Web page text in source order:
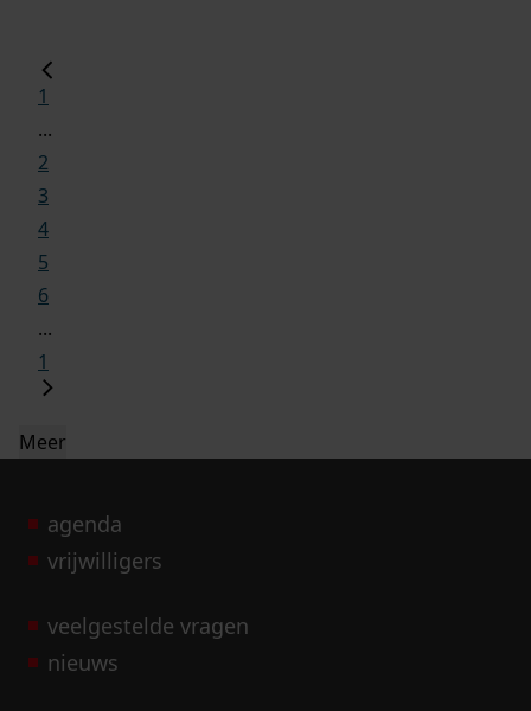
1
...
2
3
4
5
6
...
1
Meer
agenda
vrijwilligers
veelgestelde vragen
nieuws